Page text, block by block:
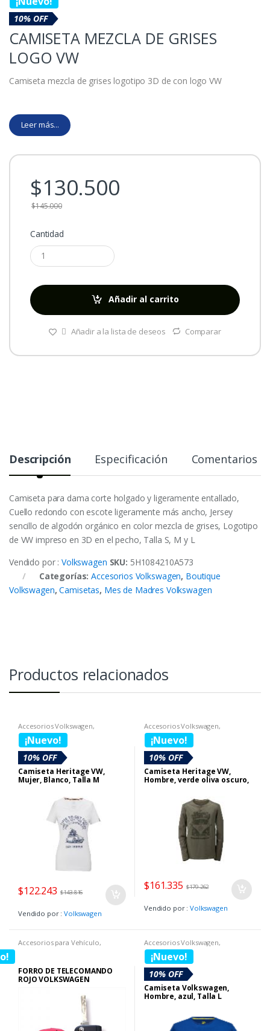
10% OFF
CAMISETA MEZCLA DE GRISES
LOGO VW
Camiseta mezcla de grises logotipo 3D de con logo VW
Leer más...
$130.500
$145.000
Cantidad
Añadir al carrito
Añadir a la lista de deseos Comparar
Descripción Especificación Comentarios
Camiseta para dama corte holgado y ligeramente entallado,
Cuello redondo con escote ligeramente más ancho, Jersey
sencillo de algodón orgánico en color mezcla de grises, Logotipo
de VW impreso en 3D en el pecho, Talla S, M y L
Vendido por :Volkswagen SKU: 5H1084210A573
Categorías:Accesorios Volkswagen, Boutique
Volkswagen,Camisetas, Mes de Madres Volkswagen
Productos relacionados
Accesorios Volkswagen,
Boutique Volkswagen
SECCION BOUTIQUE DIA DE LA
MUJER
10% OFF
¡Nuevo!
Camiseta Heritage VW,
Mujer, Blanco, Talla M
$122.243 $143.816
Vendido por :Volkswagen
Accesorios Volkswagen,
Boutique Volkswagen
10% OFF
¡Nuevo!
Camiseta Heritage VW,
Hombre, verde oliva oscuro,
$161.335 $179.262
Vendido por :Volkswagen
Accesorios para Vehículo,
Boutique Volkswagen
FORRO DE TELECOMANDO
ROJO VOLKSWAGEN
Accesorios Volkswagen,
Boutique Volkswagen
10% OFF
¡Nuevo!
Camiseta Volkswagen,
Hombre, azul, Talla L